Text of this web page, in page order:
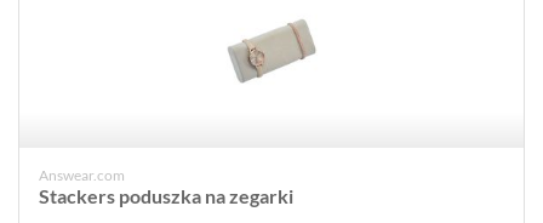
Answear.com
Stackers poduszka na zegarki